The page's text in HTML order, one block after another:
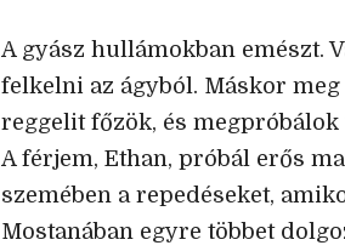
A gyász hullámokban emészt.
felkelni az ágyból. Máskor
reggelit főzök, és
A férjem, Ethan, próbál erős
szemében a repedéseket,
Mostanában egyre többet